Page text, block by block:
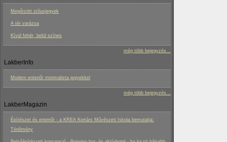
Megőrzött stílusjegyek
A tér varázsa
Kívül fehér, belül színes
még több bejegyzés...
LakberInfo
Modern enteriőr minimalista jegyekkel
még több bejegyzés...
LakberMagazin
Építészet és enteriőr - a KREA Kortárs Művészeti Iskola bemutatja:
Térélmény